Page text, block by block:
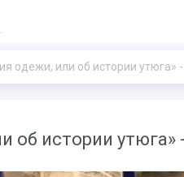
одежи, или об истории утюга»
об истории утюга»